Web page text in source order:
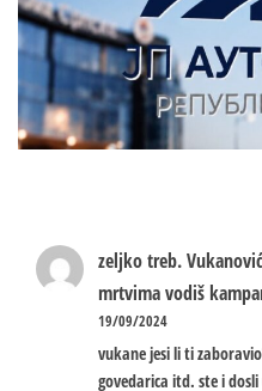
zeljko treb.
mrtvima vodiš
19/09/2024
vukane jesi li ti
govedarica itd. ste i